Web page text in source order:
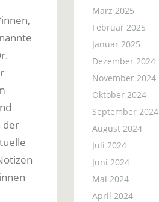
der
März 2025
Februar 2025
Januar 2025
Dezember 2024
November 2024
Oktober 2024
September 2024
August 2024
Juli 2024
Juni 2024
Mai 2024
April 2024